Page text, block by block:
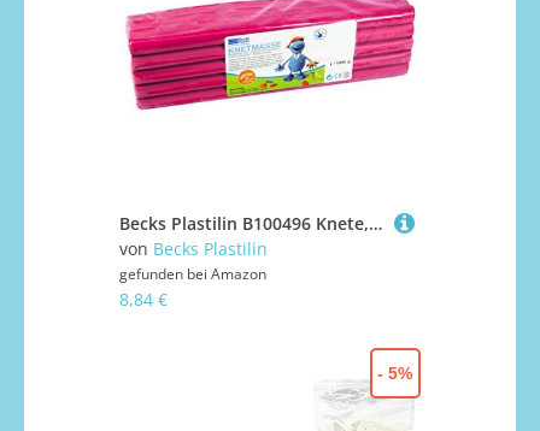
Becks Plastilin B100496 Knete, pink, 1000 g
von Becks Plastilin
gefunden bei Amazon
8,84 €
- 5%